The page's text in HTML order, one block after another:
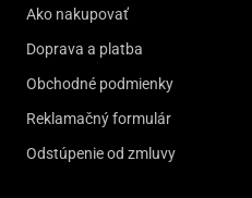
Ako nakupovať
Doprava a platba
Obchodné podmienky
Reklamačný formulár
Odstúpenie od zmluvy